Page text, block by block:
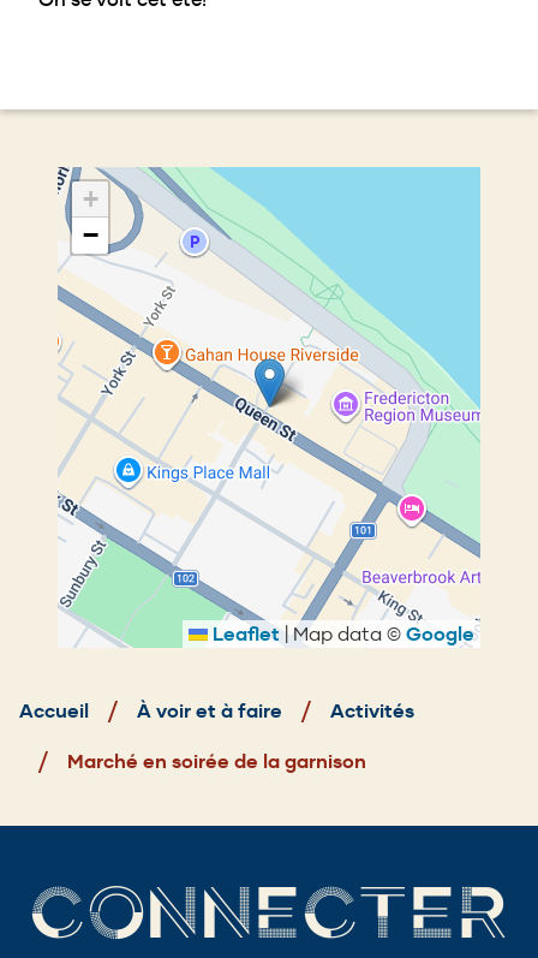
+
−
Leaflet |Map data © Google
d'Ariane
Accueil À voir et à faire
Activités
Marché en soirée de la garnison
CONNECTER